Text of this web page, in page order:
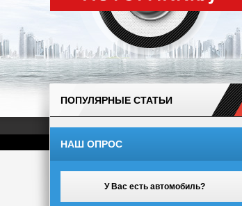
ПОПУЛЯРНЫЕ СТАТЬИ
НАШ ОПРОС
У Вас есть автомобиль?